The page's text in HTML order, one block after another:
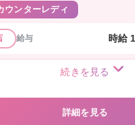
ウンターレディ
給与 時給
続きを見る
詳細を見る